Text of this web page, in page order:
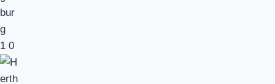
1 0